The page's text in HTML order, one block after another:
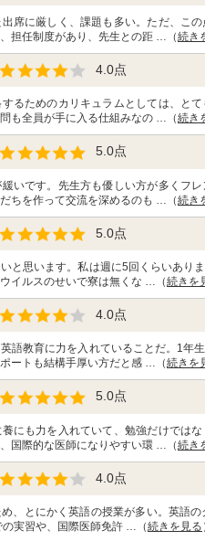
席に厳しく、課題も多い。ただ、こ
担任制度があり、先生との距 …（続き
4.0点
るためのカリキュラムとしては、と
も全員が手に入る仕組みなの …（続き
5.0点
いです。先生方も優しい方が多くフ
ちを作って交流を深めるのも …（続き
5.0点
と思います。私は週に5回くらいあり
イルスのせいで寮は無くな …（続きを
4.0点
語教育に力を入れていることだ。1年
ートも結構手厚い方だと感 …（続きを
5.0点
にも力を入れていて、勉強だけでは
国際的な医師になりやすい環 …（続き
4.0点
、とにかく英語の授業が多い。英語
実習や、国際医師免許 …（続きを見る